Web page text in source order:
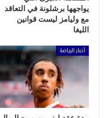
يواجهها برشلونة في التعاقد
مع وليامز ليست قوانين
الليغا
أخبار الرياضة